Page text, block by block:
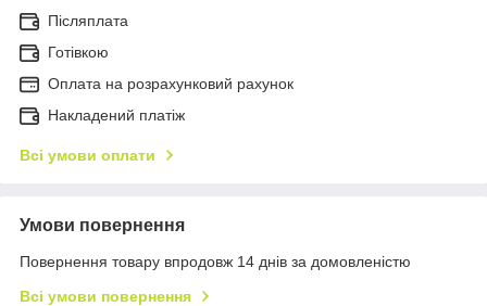
Післяплата
Готівкою
Оплата на розрахунковий рахунок
Накладений платіж
Всі умови оплати
Умови повернення
Повернення товару впродовж 14 днів за домовленістю
Всі умови повернення